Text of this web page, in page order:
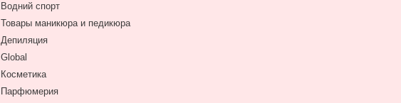
Водний спорт
Товары маникюра и педикюра
Депиляция
Global
Косметика
Парфюмерия